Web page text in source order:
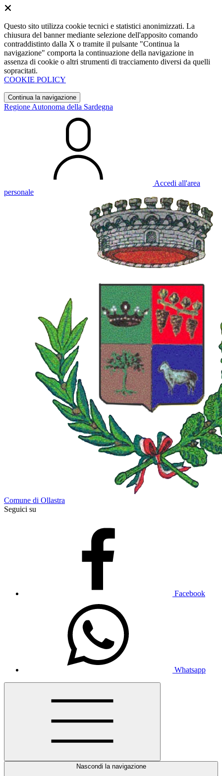
Questo sito utilizza cookie tecnici e statistici anonimizzati. La
chiusura del banner mediante selezione dell'apposito comando
contraddistinto dalla X o tramite il pulsante "Continua la
navigazione" comporta la continuazione della navigazione in
assenza di cookie o altri strumenti di tracciamento diversi da quelli
sopracitati.
COOKIE POLICY
Continua la navigazione
Regione Autonoma della Sardegna
Accedi all'area
personale
Comune di Ollastra
Seguici su
Facebook
Whatsapp
Nascondi la navigazione